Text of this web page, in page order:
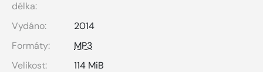
délka:
Vydáno:
2014
Formáty:
MP3
Velikost:
114 MiB